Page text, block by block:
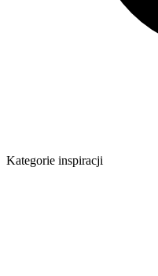
Kategorie inspiracji